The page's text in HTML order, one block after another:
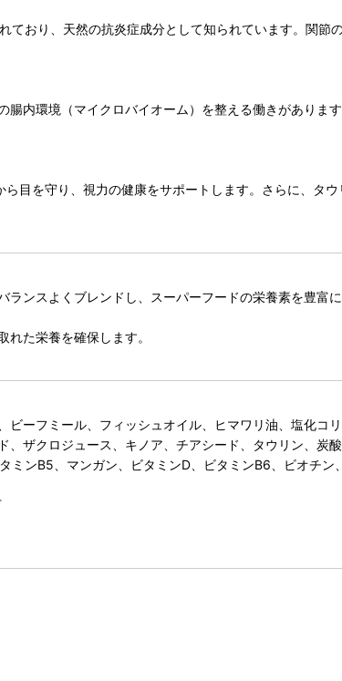
おり、天然の抗炎症成分として知られています。関節
内環境（マイクロバイオーム）を整える働きがありま
目を守り、視力の健康をサポートします。さらに、タ
ンスよくブレンドし、スーパーフードの栄養素を豊富
た栄養を確保します。
ーフミール、フィッシュオイル、ヒマワリ油、塩化コ
ザクロジュース、キノア、チアシード、タウリン、炭
ンB5、マンガン、ビタミンD、ビタミンB6、ビオチ